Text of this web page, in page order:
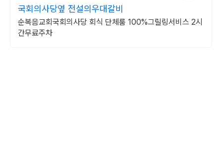
국회의사당옆 전설의우대갈비
순복음교회국회의사당 회식 단체룸 100%그릴링서비스 2시
간무료주차